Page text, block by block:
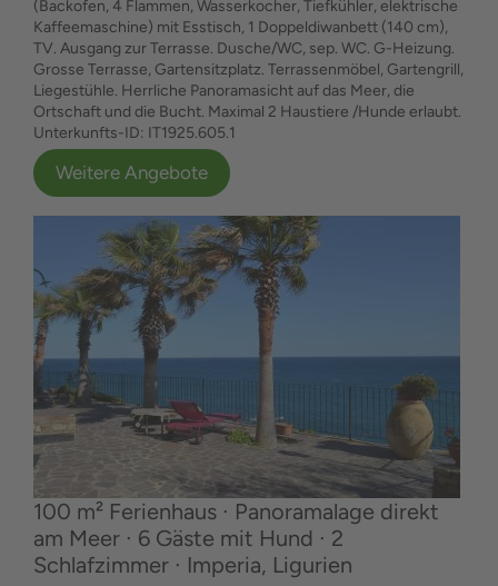
(Backofen, 4 Flammen, Wasserkocher, Tiefkühler, elektrische
Kaffeemaschine) mit Esstisch, 1 Doppeldiwanbett (140 cm),
TV. Ausgang zur Terrasse. Dusche/WC, sep. WC. G-Heizung.
Grosse Terrasse, Gartensitzplatz. Terrassenmöbel, Gartengrill,
Liegestühle. Herrliche Panoramasicht auf das Meer, die
Ortschaft und die Bucht. Maximal 2 Haustiere /Hunde erlaubt.
Unterkunfts-ID: IT1925.605.1
Weitere Angebote
100 m² Ferienhaus ∙ Panoramalage direkt
am Meer ∙ 6 Gäste mit Hund ∙ 2
Schlafzimmer ∙ Imperia, Ligurien